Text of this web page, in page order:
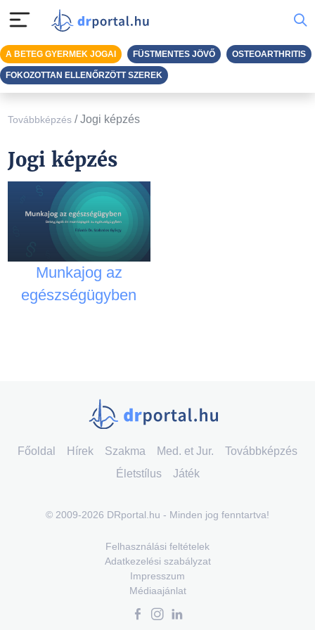
Továbbképzés / Jogi képzés
Jogi képzés
Munkajog az
egészségügyben
A BETEG GYERMEK JOGAI FÜSTMENTES JÖVŐ OSTEOARTHRITIS
FOKOZOTTAN ELLENŐRZÖTT SZEREK
Főoldal Hírek Szakma Med. et Jur.
Továbbképzés
Életstílus
Játék
© 2009-2026 DRportal.hu - Minden jog fenntartva!
Felhasználási feltételek
Adatkezelési szabályzat
Impresszum
Médiaajánlat